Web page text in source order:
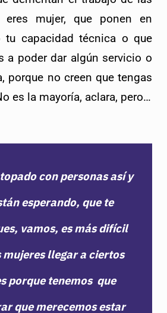
eres mujer, que ponen en
tu capacidad técnica o que
a poder dar algún servicio o
porque no creen que tengas
es la mayoría, aclara, pero…
con personas así y
esperando, que te
vamos, es más difícil
mujeres llegar a ciertos
porque tenemos que
que merecemos estar